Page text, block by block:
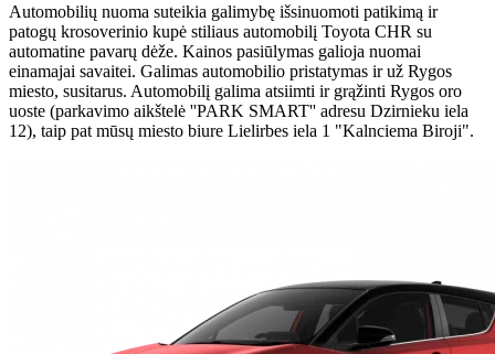
Automobilių nuoma suteikia galimybę išsinuomoti patikimą ir
patogų krosoverinio kupė stiliaus automobilį Toyota CHR su
automatine pavarų dėže. Kainos pasiūlymas galioja nuomai
einamajai savaitei. Galimas automobilio pristatymas ir už Rygos
miesto, susitarus. Automobilį galima atsiimti ir grąžinti Rygos oro
uoste (parkavimo aikštelė ''PARK SMART'' adresu Dzirnieku iela
12), taip pat mūsų miesto biure Lielirbes iela 1 "Kalnciema Biroji".